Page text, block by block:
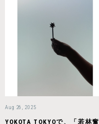
Aug 26, 2025
YOKOTA TOKYOで、「若林奮